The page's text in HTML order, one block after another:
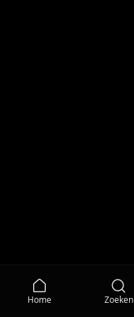
Home Zoeken